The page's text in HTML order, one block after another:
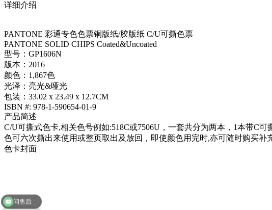
详细介绍
PANTONE 彩通专色色票铜版纸/胶版纸 C/U可撕色票
PANTONE SOLID CHIPS Coated&Uncoated
型号：GP1606N
版本：2016
颜色：1,867色
光泽：亮光&哑光
包装：33.02 x 23.49 x 12.7CM
ISBN #: 978-1-590654-01-9
产品简述
C/U可撕式色卡,相关色号例如:518C或7506U，一套共分为两本，1本带C
色可六次撕出来使用或整页取出及放回，即使颜色用完时,亦可随时购买补
色卡封面
问价格